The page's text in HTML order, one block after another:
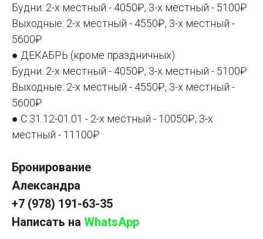
Будни: 2-х местный - 4050₽, 3-х местный - 5100₽
Выходные: 2-х местный - 4550₽, 3-х местный -
5600₽
● ДЕКАБРЬ (кроме праздничных)
Будни: 2-х местный - 4050₽, 3-х местный - 5100₽
Выходные: 2-х местный - 4550₽, 3-х местный -
5600₽
● С 31.12-01.01 - 2-х местный - 10050₽, 3-х
местный - 11100₽
Бронирование
Александра
+7 (978) 191-63-35
Написать на WhatsApp